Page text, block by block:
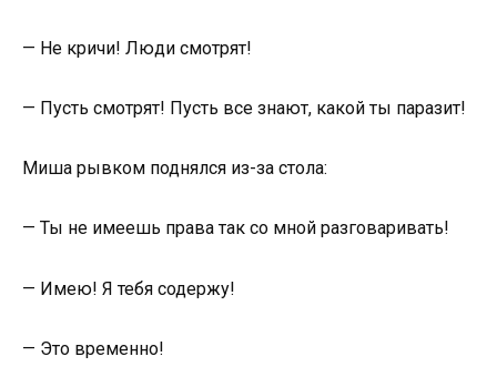
— Не кричи! Люди смотрят!
— Пусть смотрят! Пусть все знают, какой ты паразит!
Миша рывком поднялся из-за стола:
— Ты не имеешь права так со мной разговаривать!
— Имею! Я тебя содержу!
— Это временно!